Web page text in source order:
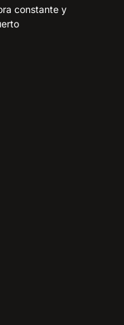
constante y